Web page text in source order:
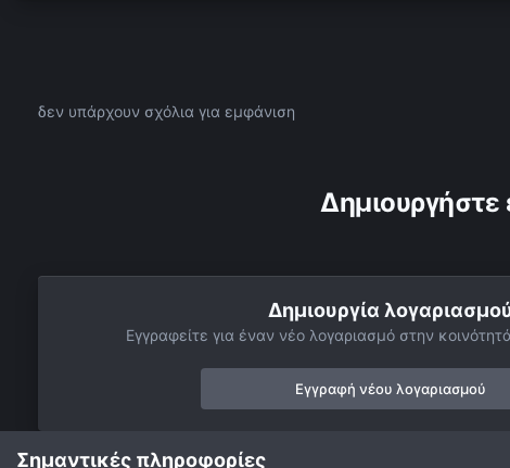
δεν υπάρχουν σχόλια για εμφάνιση
Δημιουργήστε
Δημιουργία
Εγγραφείτε για έναν νέο λογαριασμό στην
Εγγραφή νέου λογαριασμού
Σημαντικές πληροφορίες